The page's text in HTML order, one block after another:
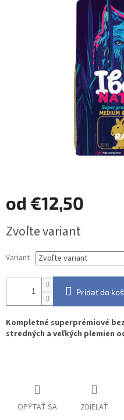
od €12,50
cena:
Zvoľte variant
Variant
Pridať do
Kompletné superprémiové
stredných a veľkých plemien
OPÝTAŤ SA ZDIEĽAŤ